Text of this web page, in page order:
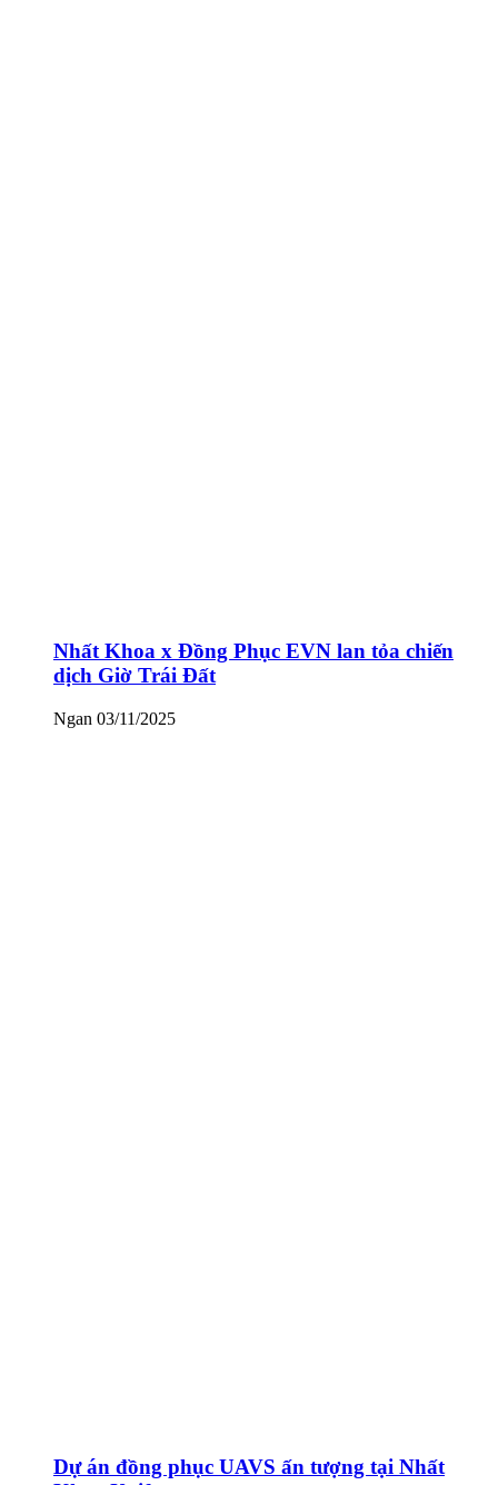
Nhất Khoa x Đồng Phục EVN lan tỏa chiến
dịch Giờ Trái Đất
Ngan 03/11/2025
Dự án đồng phục UAVS ấn tượng tại Nhất